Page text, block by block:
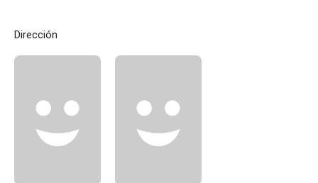
Dirección